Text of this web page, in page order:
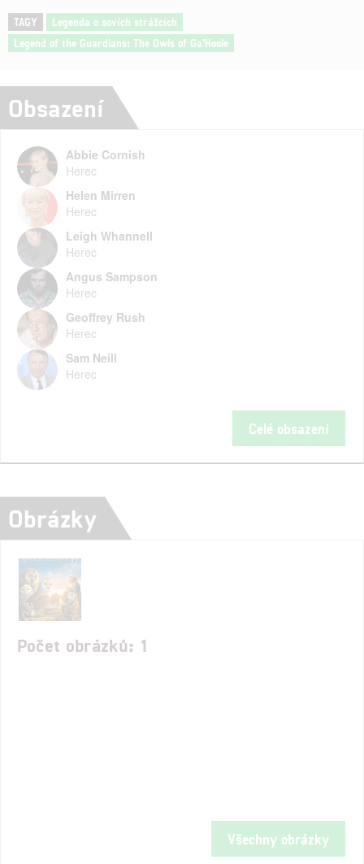
TAGY
Legenda o sovích strážcích
Legend of the Guardians: The Owls of Ga'Hoole
Obsazení
Abbie Cornish
Herec
Helen Mirren
Herec
Leigh Whannell
Herec
Angus Sampson
Herec
Geoffrey Rush
Herec
Sam Neill
Herec
Celé obsazení
Obrázky
Počet obrázků: 1
Všechny obrázky